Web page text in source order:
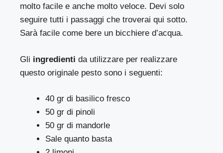
molto facile e anche molto veloce. Devi solo
seguire tutti i passaggi che troverai qui sotto.
Sarà facile come bere un bicchiere d’acqua.
Gli ingredienti da utilizzare per realizzare
questo originale pesto sono i seguenti:
40 gr di basilico fresco
50 gr di pinoli
50 gr di mandorle
Sale quanto basta